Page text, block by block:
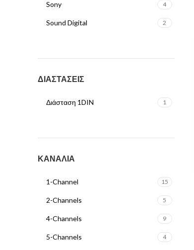
Sony 4
Sound Digital 2
ΔΙΑΣΤΑΣΕΙΣ
Διάσταση 1DIN 1
ΚΑΝΑΛΙΑ
1-Channel 15
2-Channels 5
4-Channels 9
5-Channels 4